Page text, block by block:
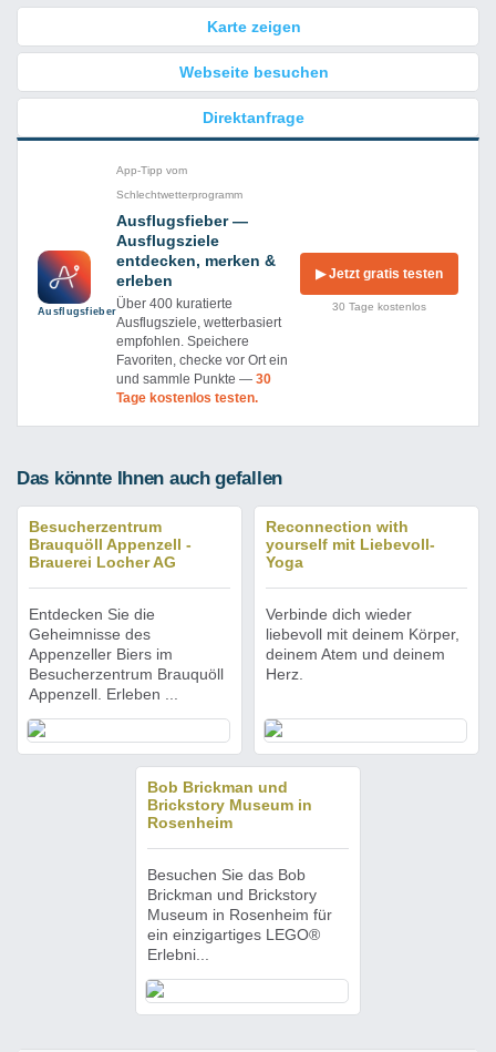
Karte zeigen
Webseite besuchen
Direktanfrage
Ausflug­sfieber
App-Tipp vom
Schlechtwetterprogramm
Ausflugsfieber —
Ausflugsziele
entdecken, merken &
erleben
Über 400 kuratierte
Ausflugsziele, wetterbasiert
empfohlen. Speichere
Favoriten, checke vor Ort ein
und sammle Punkte —30
Tage kostenlos testen.
▶ Jetzt gratis testen
30 Tage kostenlos
Das könnte Ihnen auch gefallen
Besucherzentrum
Brauquöll Appenzell -
Brauerei Locher AG
Entdecken Sie die
Geheimnisse des
Appenzeller Biers im
Besucherzentrum Brauquöll
Appenzell. Erleben ...
Reconnection with
yourself mit Liebevoll-
Yoga
Verbinde dich wieder
liebevoll mit deinem Körper,
deinem Atem und deinem
Herz.
Bob Brickman und
Brickstory Museum in
Rosenheim
Besuchen Sie das Bob
Brickman und Brickstory
Museum in Rosenheim für
ein einzigartiges LEGO®
Erlebni...